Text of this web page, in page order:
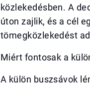
közlekedésben. A
úton zajlik, és a cél
tömegközlekedést
Miért fontosak a
A külön buszsávok